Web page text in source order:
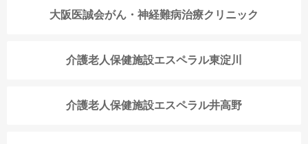
大阪医誠会がん・神経難病治療クリニック
介護老人保健施設エスペラル東淀川
介護老人保健施設エスペラル井高野